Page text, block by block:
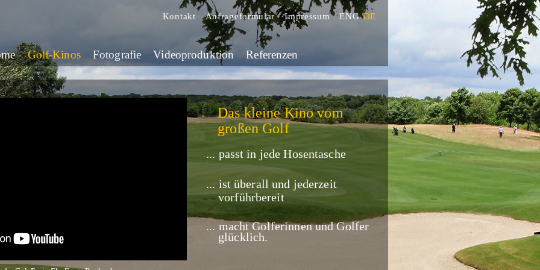
DE
ENG
Impressum
Anfrageformular
Kontakt
Golf-Kinos Fotografie Videoproduktion Referenzen
Das kleine Kino vom
großen Golf
... passt in jede Hosentasche
... ist überall und jederzeit
vorführbereit
... macht Golferinnen und Golfer
glücklich.